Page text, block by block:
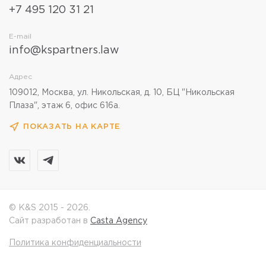
+7 495 120 31 21
E-mail
info@kspartners.law
Адрес
109012, Москва, ул. Никольская, д. 10, БЦ "Никольская
Плаза", этаж 6, офис 616а.
ПОКАЗАТЬ НА КАРТЕ
© K&S 2015 - 2026.
Сайт разработан в Casta Agency
Политика конфиденциальности